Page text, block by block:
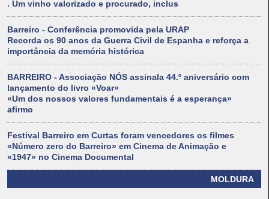
. Um vinho valorizado e procurado, inclus
Barreiro - Conferência promovida pela URAP
Recorda os 90 anos da Guerra Civil de Espanha e reforça a
importância da memória histórica
BARREIRO - Associação NÓS assinala 44.º aniversário com
lançamento do livro «Voar»
«Um dos nossos valores fundamentais é a esperança»
afirmo
Festival Barreiro em Curtas foram vencedores os filmes
«Número zero do Barreiro» em Cinema de Animação e
«1947» no Cinema Documental
MOLDURA